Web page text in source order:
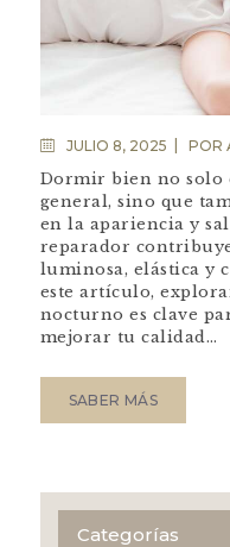
JULIO 8, 2025 POR
Dormir bien no solo
general, sino que
en la apariencia y
reparador
luminosa, elástica y
este artículo,
nocturno es clave
mejorar tu calidad…
SABER MÁS
Categorías